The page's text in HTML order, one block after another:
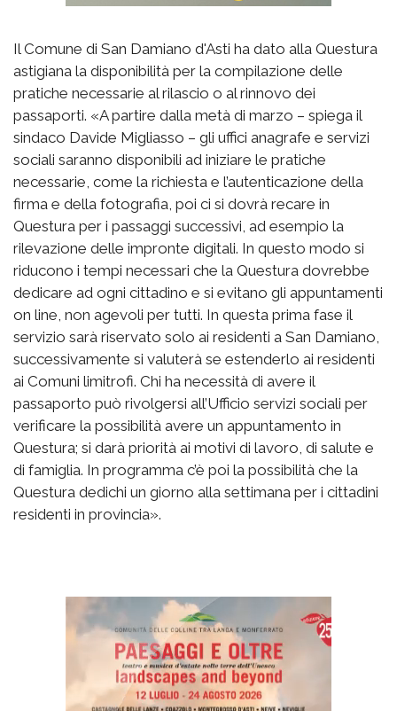
Il Comune di San Damiano d'Asti ha dato alla Questura
astigiana la disponibilità per la compilazione delle
pratiche necessarie al rilascio o al rinnovo dei
passaporti. «A partire dalla metà di marzo – spiega il
sindaco Davide Migliasso – gli uffici anagrafe e servizi
sociali saranno disponibili ad iniziare le pratiche
necessarie, come la richiesta e l’autenticazione della
firma e della fotografia, poi ci si dovrà recare in
Questura per i passaggi successivi, ad esempio la
rilevazione delle impronte digitali. In questo modo si
riducono i tempi necessari che la Questura dovrebbe
dedicare ad ogni cittadino e si evitano gli appuntamenti
on line, non agevoli per tutti. In questa prima fase il
servizio sarà riservato solo ai residenti a San Damiano,
successivamente si valuterà se estenderlo ai residenti
ai Comuni limitrofi. Chi ha necessità di avere il
passaporto può rivolgersi all’Ufficio servizi sociali per
verificare la possibilità avere un appuntamento in
Questura; si darà priorità ai motivi di lavoro, di salute e
di famiglia. In programma c’è poi la possibilità che la
Questura dedichi un giorno alla settimana per i cittadini
residenti in provincia».